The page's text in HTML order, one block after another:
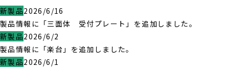
新製品2026/6/16
製品情報に「三面体 受付プレート」を追加しました。
新製品2026/6/2
製品情報に「楽台」を追加しました。
新製品2026/6/1